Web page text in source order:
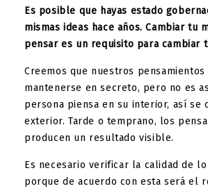
Es posible que hayas estado
mismas ideas hace años. Cambiar tu
pensar es un requisito para cambiar
Creemos que nuestros pensamientos
mantenerse en secreto, pero no es
persona piensa en su interior, así se
exterior. Tarde o temprano, los
producen un resultado visible.
Es necesario verificar la calidad de
porque de acuerdo con esta será el